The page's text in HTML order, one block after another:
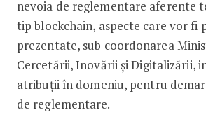
nevoia de reglementare aferente
tip blockchain, aspecte care vor fi
prezentate, sub coordonarea
Cercetării, Inovării şi Digitalizării,
atribuţii în domeniu, pentru
de reglementare.